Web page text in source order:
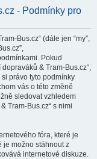
- Podmínky pro
Bus.cz“ (dále jen “my”,
Pokud
& Tram-Bus.cz“,
právo tyto podmínky
vás o této změně
sledovat vzhledem
Tram-Bus.cz“ s nimi
fóra, které je
je možno stáhnout z
internetové diskuze.